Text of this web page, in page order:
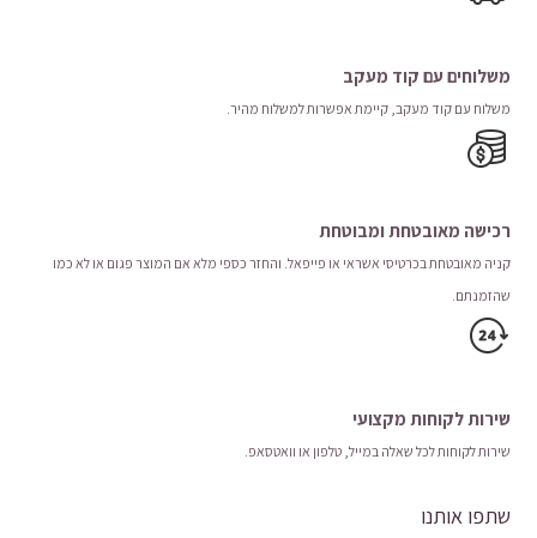
משלוחים עם קוד מעקב
משלוח​ עם קוד מעקב​​, קיימת אפשרות למשלוח מהיר​.
רכישה​ ​מאובטחת ומבוטחת
קניה מאובטחת בכרטיסי אשראי או פייפאל. והחזר כספי מלא אם המוצר פגום או לא כמו
שהזמנתם.
שירות לקוחות מקצועי
שירות לקוחות לכל שאלה במייל, טלפון או וואטסאפ.
שתפו אותנו